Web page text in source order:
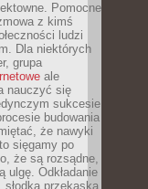
Pomocne
z kimś
ludzi
Dla niektórych
grupa
ale
nauczyć się
sukcesie
budowania
że nawyki
sięgamy po
że są rozsądne,
ulgę. Odkładanie
przekąska